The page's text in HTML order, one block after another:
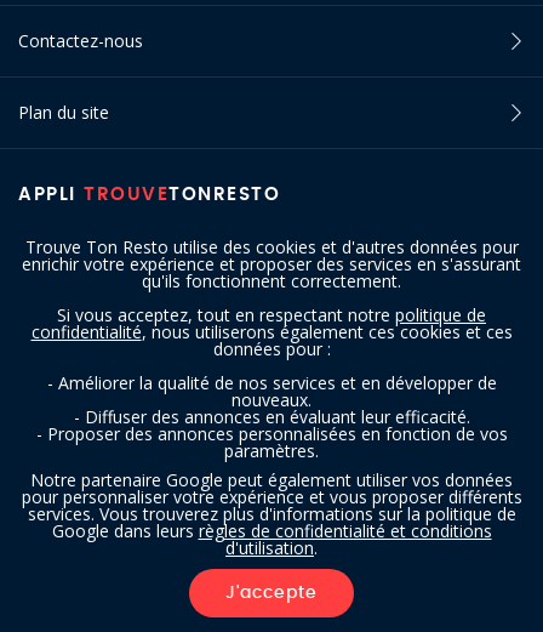
Trouve Ton Resto utilise des cookies et d'autres données pour
enrichir votre expérience et proposer des services en s'assurant
qu'ils fonctionnent correctement.
Si vous acceptez, tout en respectant notre politique de
confidentialité, nous utiliserons également ces cookies et ces
données pour :
- Améliorer la qualité de nos services et en développer de
nouveaux.
- Diffuser des annonces en évaluant leur efficacité.
- Proposer des annonces personnalisées en fonction de vos
paramètres.
Notre partenaire Google peut également utiliser vos données
pour personnaliser votre expérience et vous proposer différents
services. Vous trouverez plus d'informations sur la politique de
Google dans leurs règles de confidentialité et conditions
d'utilisation.
J'accepte
APPLI TROUVETONRESTO
Contactez-nous
Plan du site
SUIVEZ-NOUS
Copyright © 2016 - 2026 trouvetonresto.be ‐ Tous droits réservés | JDC
Resto SRL | Rue de Mettet 12 - 5640 Mettet (Belgique)